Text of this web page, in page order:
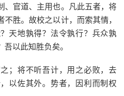
、官道、主用也。凡此五者，将
胜。故校之以计，而索其情，
天地孰得？法令孰行？兵众孰
以此知胜负矣。
；将不听吾计，用之必败，去
以佐其外。势者，因利而制权